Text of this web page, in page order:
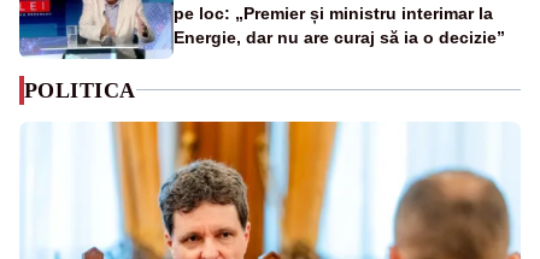
pe loc: „Premier și ministru interimar la
Energie, dar nu are curaj să ia o decizie”
POLITICA